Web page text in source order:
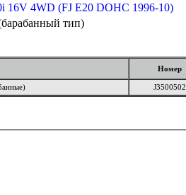
ssangyong musso 2000i 16V 4WD (FJ E20 DOHC 1996-10)
тип)
Номер
J3500502